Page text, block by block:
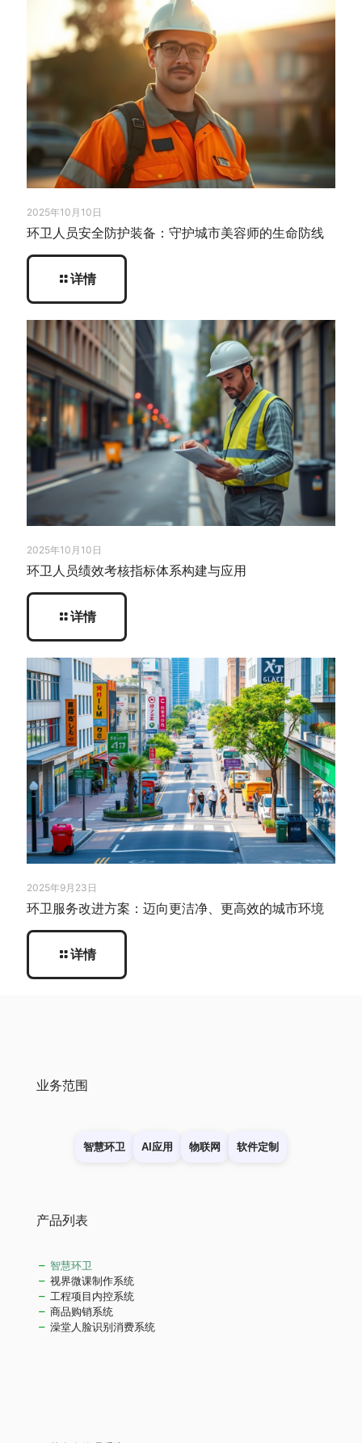
2025年10月10日
环卫人员安全防护装备：守护城市美容师的生命防线
详情
2025年10月10日
环卫人员绩效考核指标体系构建与应用
详情
2025年9月23日
环卫服务改进方案：迈向更洁净、更高效的城市环境
详情
业务范围
智慧环卫 AI应用 物联网 软件定制
产品列表
智慧环卫
视界微课制作系统
工程项目内控系统
商品购销系统
澡堂人脸识别消费系统